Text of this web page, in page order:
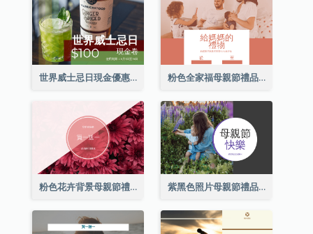
世界威士忌日現金優惠券 粉色全家福母親節禮品卡
粉色花卉背景母親節禮品卡 紫黑色照片母親節禮品卡